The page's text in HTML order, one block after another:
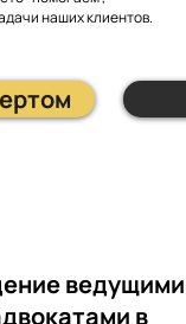
ведущими
в
наших клиентов.